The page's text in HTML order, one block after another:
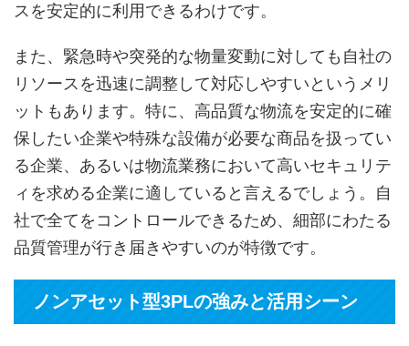
スを安定的に利用できるわけです。
また、緊急時や突発的な物量変動に対しても自社の
リソースを迅速に調整して対応しやすいというメリ
ットもあります。特に、高品質な物流を安定的に確
保したい企業や特殊な設備が必要な商品を扱ってい
る企業、あるいは物流業務において高いセキュリテ
ィを求める企業に適していると言えるでしょう。自
社で全てをコントロールできるため、細部にわたる
品質管理が行き届きやすいのが特徴です。
ノンアセット型3PLの強みと活用シーン